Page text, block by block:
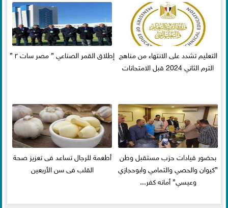
التعليم تشدد على الانتهاء من مناهج
الترم الثاني 2024 قبل الامتحانات
إطلاق القمر الصناعي ” مصر سات ٢ ”
بحضور قيادات حزب مستقبل وطن
”كيوان والحصي والتمامي وابوحجازي
وعيسي” أمانه كفر...
أطعمة للرجال تساعد فى تعزيز صحة
القلب فى سن الأربعين